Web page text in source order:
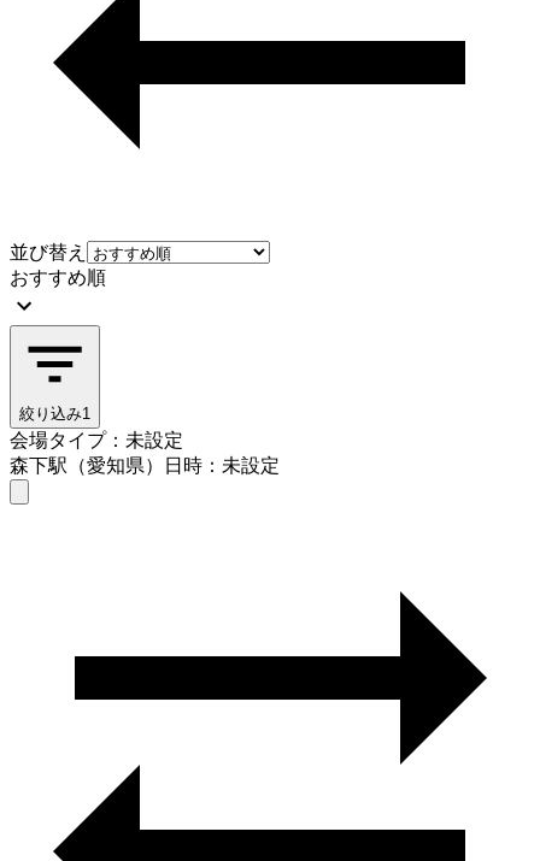
並び替え
おすすめ順
絞り込み1
会場タイプ：未設定
森下駅（愛知県）
日時：未設定